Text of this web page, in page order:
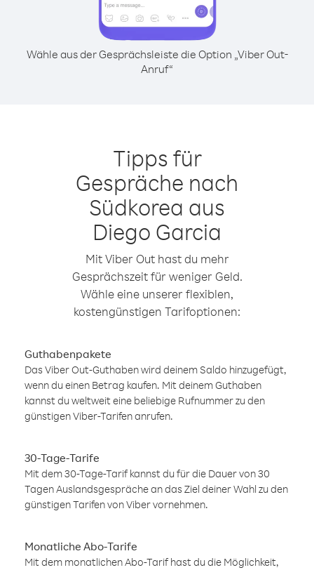
Wähle aus der Gesprächsleiste die Option „Viber Out-
Anruf“
Tipps für
Gespräche nach
Südkorea aus
Diego Garcia
Mit Viber Out hast du mehr
Gesprächszeit für weniger Geld.
Wähle eine unserer flexiblen,
kostengünstigen Tarifoptionen:
Guthabenpakete
Das Viber Out-Guthaben wird deinem Saldo hinzugefügt,
wenn du einen Betrag kaufen. Mit deinem Guthaben
kannst du weltweit eine beliebige Rufnummer zu den
günstigen Viber-Tarifen anrufen.
30-Tage-Tarife
Mit dem 30-Tage-Tarif kannst du für die Dauer von 30
Tagen Auslandsgespräche an das Ziel deiner Wahl zu den
günstigen Tarifen von Viber vornehmen.
Monatliche Abo-Tarife
Mit dem monatlichen Abo-Tarif hast du die Möglichkeit,